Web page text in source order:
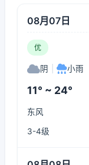
08月07日
优
阴 小雨
11° ~ 24°
东风
3-4级